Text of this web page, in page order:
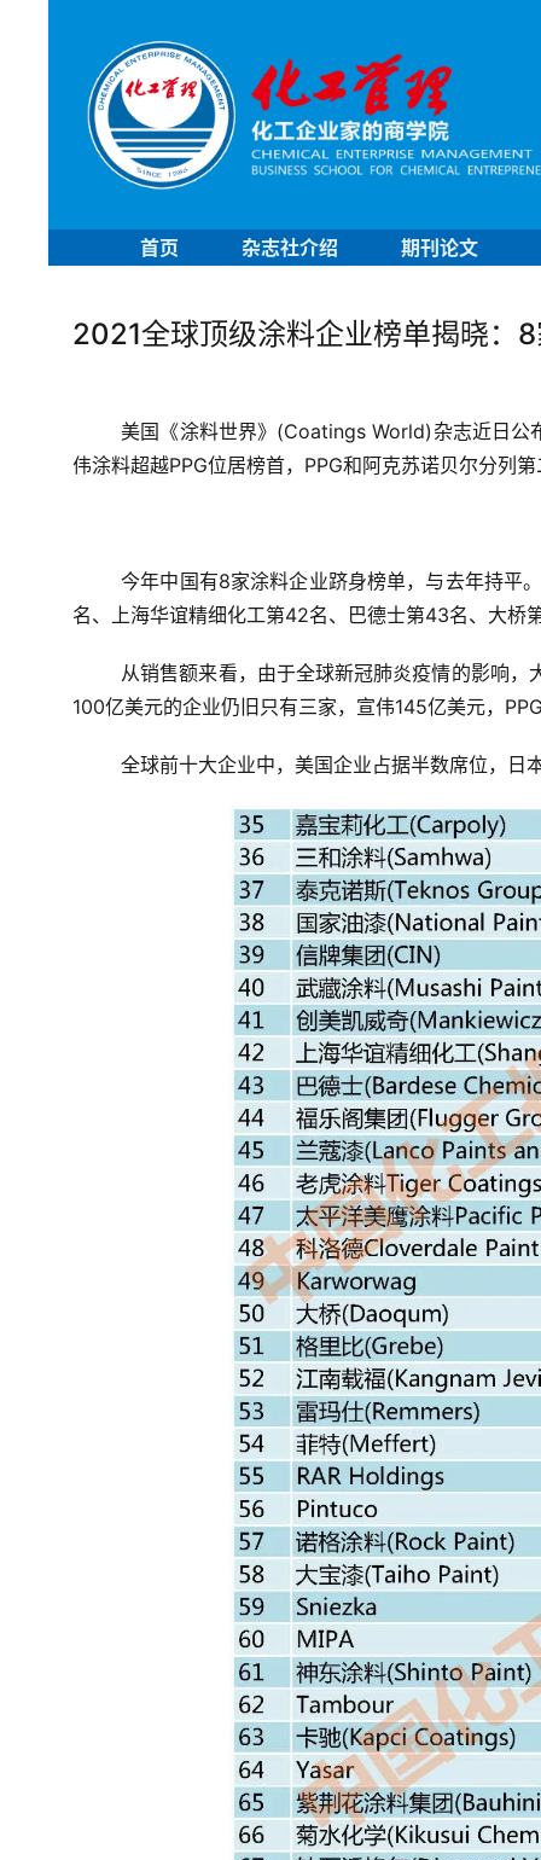
首页 杂志社介绍 期刊论文
2021全球顶级涂料企业榜单揭晓：
美国《涂料世界》(Coatings World)杂志近日公
伟涂料超越PPG位居榜首，PPG和阿克苏诺贝尔分列
今年中国有8家涂料企业跻身榜单，与去年持平
名、上海华谊精细化工第42名、巴德士第43名、大
从销售额来看，由于全球新冠肺炎疫情的影响
100亿美元的企业仍旧只有三家，宣伟145亿美元，
全球前十大企业中，美国企业占据半数席位，日